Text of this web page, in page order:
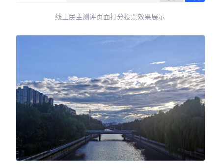
线上民主测评页面打分投票效果展示